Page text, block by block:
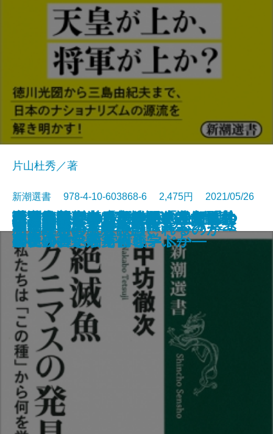
考える親鸞―「私は間違ってい
る」から始まる思想―
私の親鸞―孤独に寄りそうひと―
「海の民」の日本神話―古代ヤポ
ネシア表通りをゆく―
謎ときサリンジャー―「自殺」し
たのは誰なのか―
言論統制というビジネス―新聞社
史から消された「戦争」―
漂流者は何を食べていたか
日本を寿ぐ―九つの講演―
死にかた論
社会思想としてのクラシック音楽
尊皇攘夷―水戸学の四百年―
片山杜秀／著
新潮選書 978-4-10-603868-6 2,475円 2021/05/26
絶滅魚クニマスの発見―私たちは
「この種」から何を学ぶか―
発達障害はなぜ誤診されるのか
世界は善に満ちている―トマス・
アクィナス哲学講義―
ふだん使いの言語学―「ことばの
基礎力」を鍛えるヒント―
不寛容論―アメリカが生んだ「共
存」の哲学―
明治維新の意味
予測学―未来はどこまで読めるの
か―
悪党たちの大英帝国
政治改革再考―変貌を遂げた国家
の軌跡―
心を病んだらいけないの？―うつ
病社会の処方箋―